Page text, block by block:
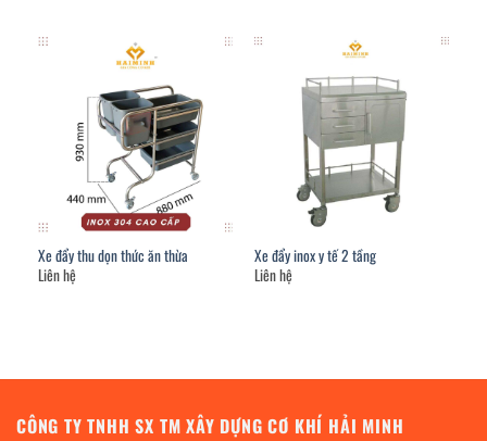
Xe đẩy thu dọn thức ăn thừa
Liên hệ
Xe đẩy inox y tế 2 tầng
Liên hệ
CÔNG TY TNHH SX TM XÂY DỰNG CƠ KHÍ HẢI MINH